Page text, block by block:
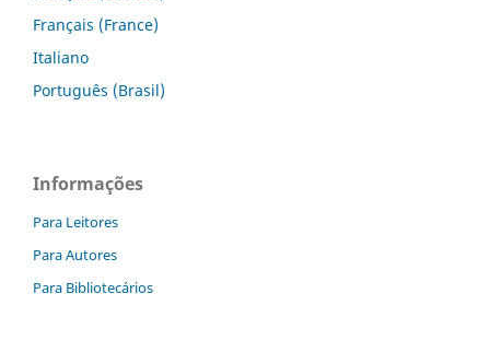
Français (France)
Italiano
Português (Brasil)
Informações
Para Leitores
Para Autores
Para Bibliotecários